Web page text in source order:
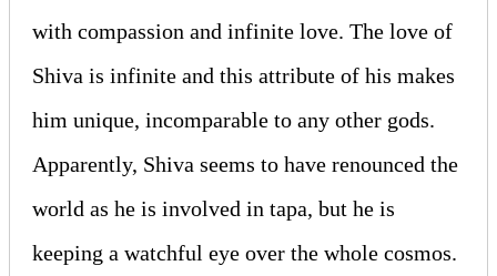
with compassion and infinite love. The love of
Shiva is infinite and this attribute of his makes
him unique, incomparable to any other gods.
Apparently, Shiva seems to have renounced the
world as he is involved in tapa, but he is
keeping a watchful eye over the whole cosmos.